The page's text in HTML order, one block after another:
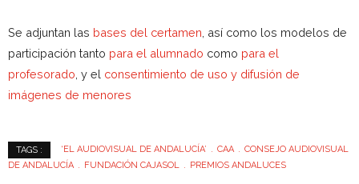
Se adjuntan las bases del certamen , así como los modelos de
participación tanto para el alumnado como para el
profesorado , y el consentimiento de uso y difusión de
imágenes de menores
TAGS : ‘EL AUDIOVISUAL DE ANDALUCÍA’ CAA
CONSEJO AUDIOVISUAL
DE ANDALUCÍA
FUNDACIÓN CAJASOL PREMIOS ANDALUCES